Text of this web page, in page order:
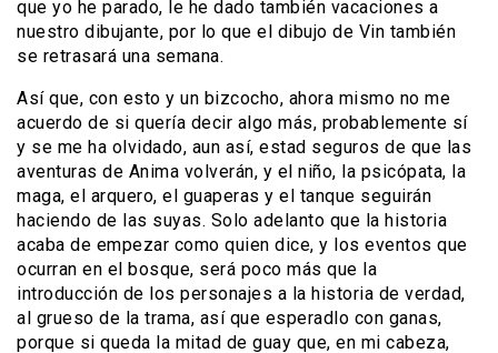
que yo he parado, le he dado también vacaciones a
nuestro dibujante, por lo que el dibujo de Vin también
se retrasará una semana.
Así que, con esto y un bizcocho, ahora mismo no me
acuerdo de si quería decir algo más, probablemente sí
y se me ha olvidado, aun así, estad seguros de que las
aventuras de Anima volverán, y el niño, la psicópata, la
maga, el arquero, el guaperas y el tanque seguirán
haciendo de las suyas. Solo adelanto que la historia
acaba de empezar como quien dice, y los eventos que
ocurran en el bosque, será poco más que la
introducción de los personajes a la historia de verdad,
al grueso de la trama, así que esperadlo con ganas,
porque si queda la mitad de guay que, en mi cabeza,